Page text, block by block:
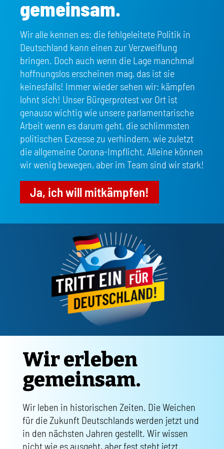
gemeinsam.
Wir alle kennen es: die fehlgeleitete Politik in
Deutschland kann einen zur Verzweiflung
bringen. Doch auch wenn die Lage manchmal
hoffnungslos erscheinen mag, das ist sie
keinesfalls! Immer wieder sehen wir: kämpfen
lohnt sich! Unser Bürgerprotest vor Ort ist
genauso wichtig wie unsere parlamentarische
Arbeit wenn es darum geht, die schlimmsten
politischen Exzesse zu verhindern, wie zuletzt
die allgemeine Corona-Impflicht. Alleine können
wir wenig bewegen, aber im Team sind wir stark!
Ja, ich will mitkämpfen!
Wir erleben
gemeinsam.
Wir leben in historischen Zeiten. Die Weichen
für die Zukunft Deutschlands werden jetzt und
in den nächsten Jahren gestellt. Wir wissen
nicht wie es ausgeht, aber fest steht jetzt